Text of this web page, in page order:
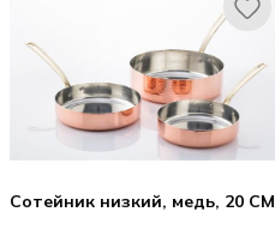
Сотейник низкий, медь, 20 CM